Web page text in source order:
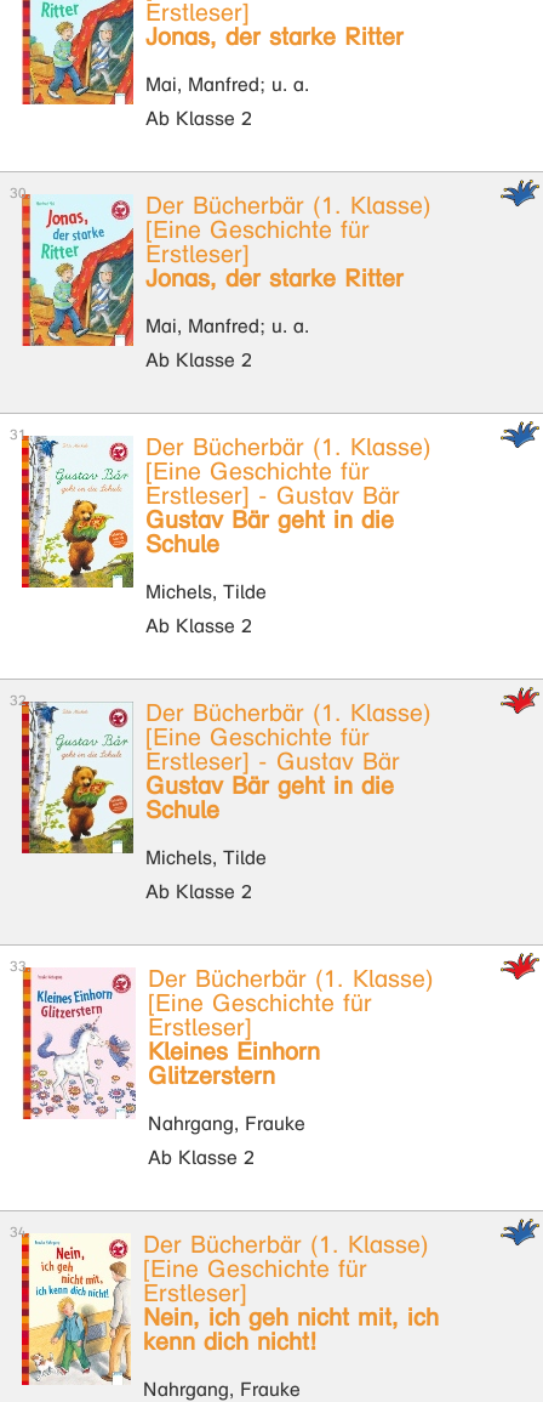
Erstleser]
Jonas, der starke Ritter
Mai, Manfred; u. a.
Ab Klasse 2
Der Bücherbär (1. Klasse)
[Eine Geschichte für
Erstleser]
Jonas, der starke Ritter
Mai, Manfred; u. a.
Ab Klasse 2
Der Bücherbär (1. Klasse)
[Eine Geschichte für
Erstleser] - Gustav Bär
Gustav Bär geht in die
Schule
Michels, Tilde
Ab Klasse 2
Der Bücherbär (1. Klasse)
[Eine Geschichte für
Erstleser] - Gustav Bär
Gustav Bär geht in die
Schule
Michels, Tilde
Ab Klasse 2
Der Bücherbär (1. Klasse)
[Eine Geschichte für
Erstleser]
Kleines Einhorn
Glitzerstern
Nahrgang, Frauke
Ab Klasse 2
Der Bücherbär (1. Klasse)
[Eine Geschichte für
Erstleser]
Nein, ich geh nicht mit, ich
kenn dich nicht!
Nahrgang, Frauke